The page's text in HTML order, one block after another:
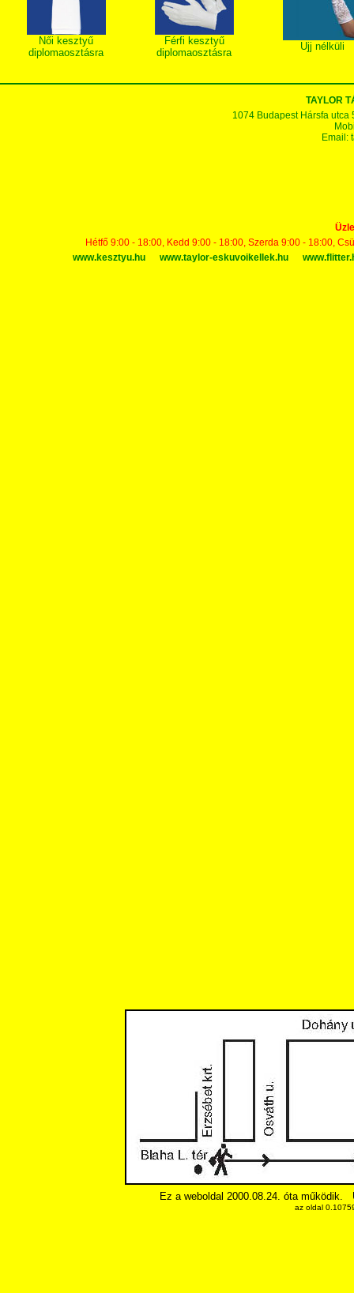
Női kesztyű
diplomaosztásra
Férfi kesztyű
diplomaosztásra
Ujj nélküli
TAYLOR
1074 Budapest Hársfa utca
Email:
Hétfő 9:00 - 18:00, Kedd 9:00 - 18:00, Szerda 9:00 - 18:00,
www.kesztyu.hu
www.taylor-eskuvoikellek.hu
Ez a weboldal 2000.08.24. óta működik.
az oldal